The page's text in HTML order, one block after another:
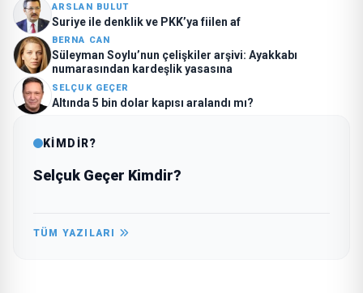
ARSLAN BULUT
Suriye ile denklik ve PKK’ya fiilen af
BERNA CAN
Süleyman Soylu’nun çelişkiler arşivi: Ayakkabı
numarasından kardeşlik yasasına
SELÇUK GEÇER
Altında 5 bin dolar kapısı aralandı mı?
KİMDİR?
Selçuk Geçer Kimdir?
TÜM YAZILARI